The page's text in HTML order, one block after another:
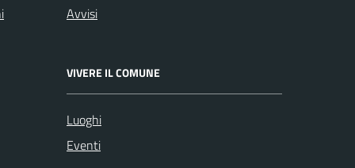
Avvisi
VIVERE IL COMUNE
Luoghi
Eventi